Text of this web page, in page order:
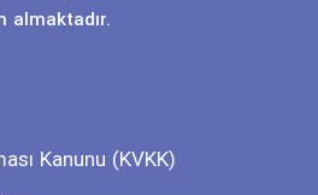
almaktadır.
Kanunu (KVKK)